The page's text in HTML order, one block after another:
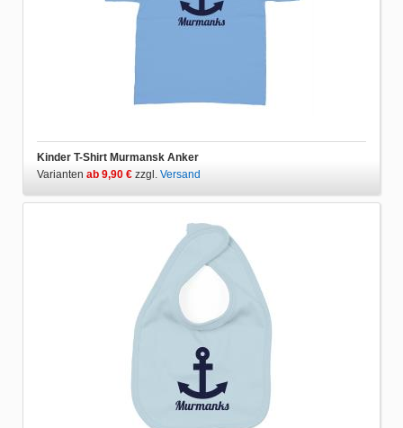
Kinder T-Shirt Murmansk Anker
Varianten ab 9,90 € zzgl. Versand